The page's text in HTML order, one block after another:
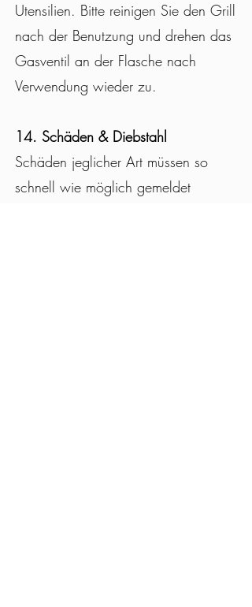
Utensilien. Bitte reinigen Sie den Grill
nach der Benutzung und drehen das
Gasventil an der Flasche nach
Verwendung wieder zu.
14. Schäden & Diebstahl
Schäden jeglicher Art müssen so
schnell wie möglich gemeldet